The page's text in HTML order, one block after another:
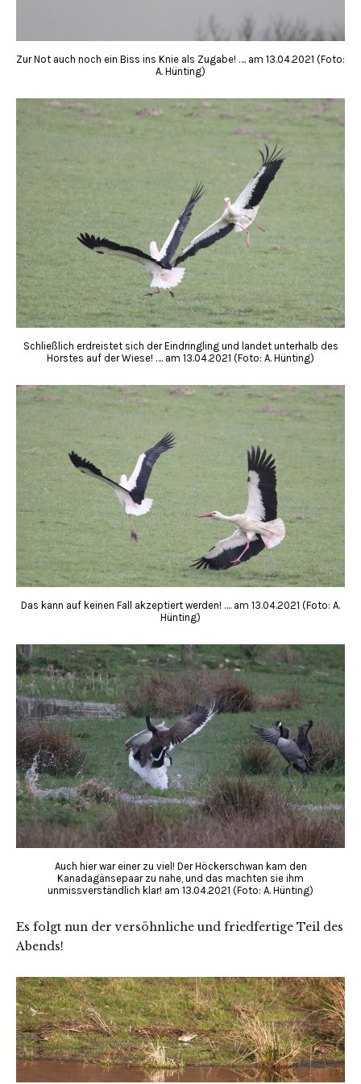
Zur Not auch noch ein Biss ins Knie als Zugabe! …. am 13.04.2021 (Foto:
A. Hünting)
Schließlich erdreistet sich der Eindringling und landet unterhalb des
Horstes auf der Wiese! …. am 13.04.2021 (Foto: A. Hünting)
Das kann auf keinen Fall akzeptiert werden! …. am 13.04.2021 (Foto: A.
Hünting)
Auch hier war einer zu viel! Der Höckerschwan kam den
Kanadagänsepaar zu nahe, und das machten sie ihm
unmissverständlich klar! am 13.04.2021 (Foto: A. Hünting)
Es folgt nun der versöhnliche und friedfertige Teil des
Abends!